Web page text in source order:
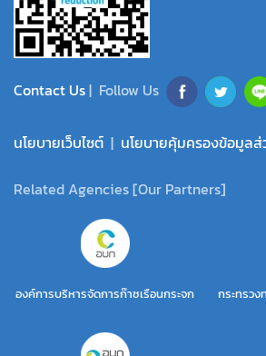
Contact Us| Follow Us
นโยบายเว็บไซต์ | นโยบายคุ้มครองข้อมูล
Related Agencies [Our Partners]
องค์การบริหารจัดการก๊าซเรือนกระจก
กระทรว